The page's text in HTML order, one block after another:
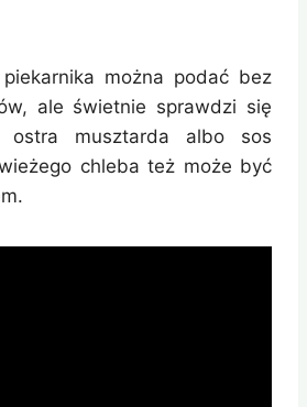
piekarnika można podać bez
ale świetnie sprawdzi się
ostra musztarda albo sos
chleba też może być